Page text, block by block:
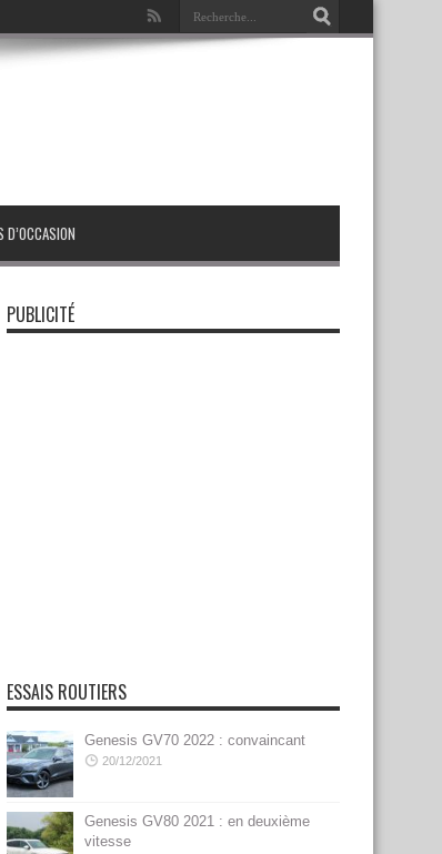
D’OCCASION
PUBLICITÉ
ESSAIS ROUTIERS
Genesis GV70 2022 : convaincant
20/12/2021
Genesis GV80 2021 : en deuxième
vitesse